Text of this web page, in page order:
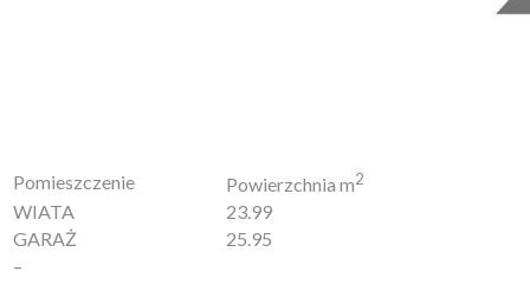
Pomieszczenie Powierzchnia m2
WIATA
23.99
GARAŻ
25.95
–